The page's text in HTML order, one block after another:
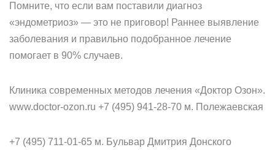
Помните, что если вам поставили диагноз
«эндометриоз» — это не приговор! Раннее выявление
заболевания и правильно подобранное лечение
помогает в 90% случаев.
Клиника современных методов лечения «Доктор Озон».
www.doctor-ozon.ru +7 (495) 941-28-70 м. Полежаевская
+7 (495) 711-01-65 м. Бульвар Дмитрия Донского